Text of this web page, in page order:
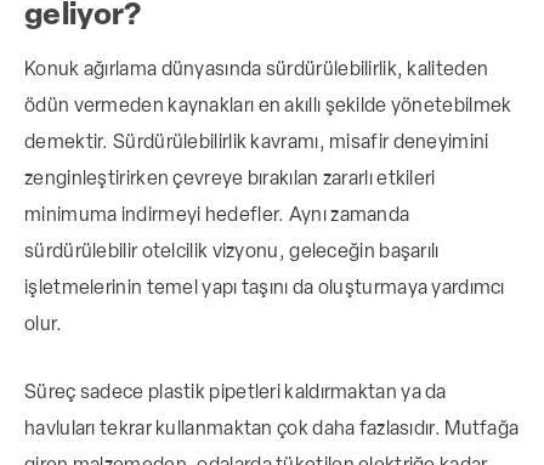
geliyor?
Konuk ağırlama dünyasında sürdürülebilirlik, kaliteden
ödün vermeden kaynakları en akıllı şekilde yönetebilmek
demektir. Sürdürülebilirlik kavramı, misafir deneyimini
zenginleştirirken çevreye bırakılan zararlı etkileri
minimuma indirmeyi hedefler. Aynı zamanda
sürdürülebilir otelcilik vizyonu, geleceğin başarılı
işletmelerinin temel yapı taşını da oluşturmaya yardımcı
olur.
Süreç sadece plastik pipetleri kaldırmaktan ya da
havluları tekrar kullanmaktan çok daha fazlasıdır. Mutfağa